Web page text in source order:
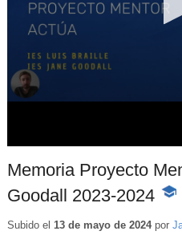
Memoria Proyecto
Goodall 2023-2024 -
Subido el 13 de mayo de 2024por